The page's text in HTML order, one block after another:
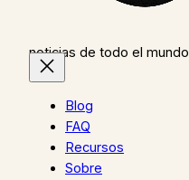
noticias de todo el mundo
Blog
FAQ
Recursos
Sobre